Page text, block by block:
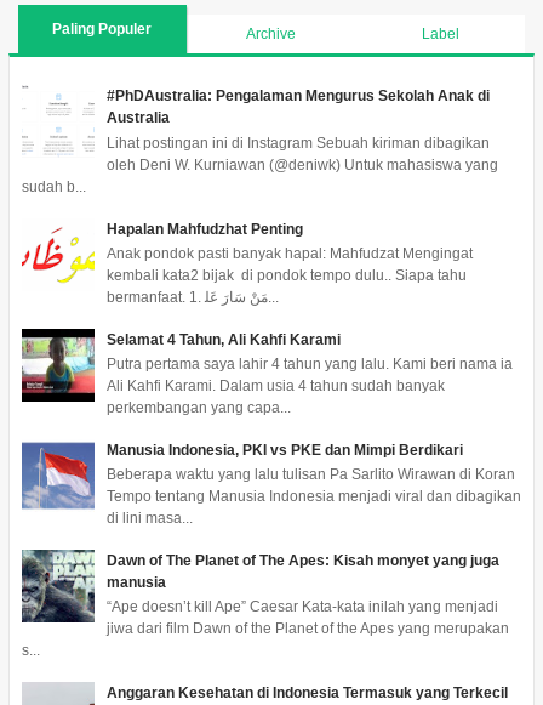
Paling Populer Archive Label
#PhDAustralia: Pengalaman Mengurus Sekolah Anak di
Australia
Lihat postingan ini di Instagram Sebuah kiriman dibagikan
oleh Deni W. Kurniawan (@deniwk) Untuk mahasiswa yang
sudah b...
Hapalan Mahfudzhat Penting
Anak pondok pasti banyak hapal: Mahfudzat Mengingat
kembali kata2 bijak di pondok tempo dulu.. Siapa tahu
bermanfaat. 1. ﻣَﻦْ ﺳَﺎﺭَ ﻋَﻠ...
Selamat 4 Tahun, Ali Kahfi Karami
Putra pertama saya lahir 4 tahun yang lalu. Kami beri nama ia
Ali Kahfi Karami. Dalam usia 4 tahun sudah banyak
perkembangan yang capa...
Manusia Indonesia, PKI vs PKE dan Mimpi Berdikari
Beberapa waktu yang lalu tulisan Pa Sarlito Wirawan di Koran
Tempo tentang Manusia Indonesia menjadi viral dan dibagikan
di lini masa...
Dawn of The Planet of The Apes: Kisah monyet yang juga
manusia
“Ape doesn’t kill Ape” Caesar Kata-kata inilah yang menjadi
jiwa dari film Dawn of the Planet of the Apes yang merupakan
s...
Anggaran Kesehatan di Indonesia Termasuk yang Terkecil